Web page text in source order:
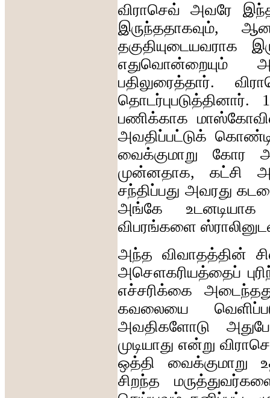
விராசெவ்
அவரே
இருந்ததாகவும்,
தகுதியுடையவராக
எதுவொன்றையும்
பதிலுரைத்தார்.
தொடர்புபடுத்தினார்.
பணிக்காக
அவதிப்பட்டுக்
வைக்குமாறு
கோர
முன்னதாக, கட்சி
சந்திப்பது அவரது
அங்கே
உடனடியாக
விபரங்களை
அந்த விவாதத்தின்
அசௌகரியத்தைப்
எச்சரிக்கை
கவலையை
அவதிகளோடு
முடியாது என்று
ஒத்தி
வைக்குமாறு
சிறந்த